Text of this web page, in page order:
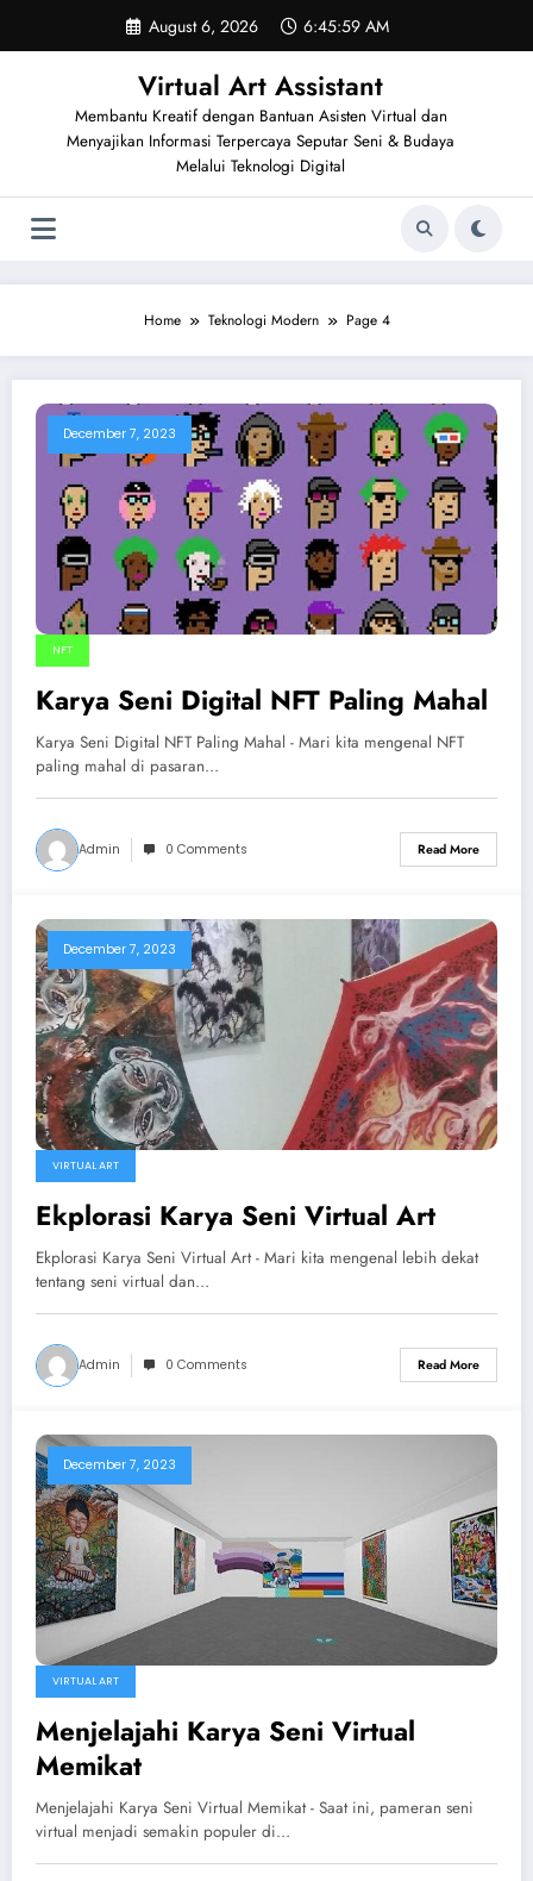
content
August 6, 2026 6:46:00 AM
Virtual Art Assistant
Membantu Kreatif dengan Bantuan Asisten Virtual dan
Menyajikan Informasi Terpercaya Seputar Seni & Budaya
Melalui Teknologi Digital
Home Teknologi Modern Page 4
December 7, 2023
NFT
Karya Seni Digital NFT Paling Mahal
Karya Seni Digital NFT Paling Mahal - Mari kita mengenal NFT
paling mahal di pasaran…
Admin 0 Comments Read More
December 7, 2023
VIRTUAL ART
Ekplorasi Karya Seni Virtual Art
Ekplorasi Karya Seni Virtual Art - Mari kita mengenal lebih dekat
tentang seni virtual dan…
Admin 0 Comments Read More
December 7, 2023
VIRTUAL ART
Menjelajahi Karya Seni Virtual
Memikat
Menjelajahi Karya Seni Virtual Memikat - Saat ini, pameran seni
virtual menjadi semakin populer di…